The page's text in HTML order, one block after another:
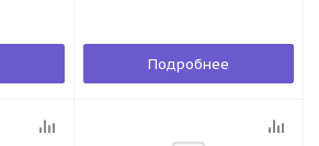
Подробнее